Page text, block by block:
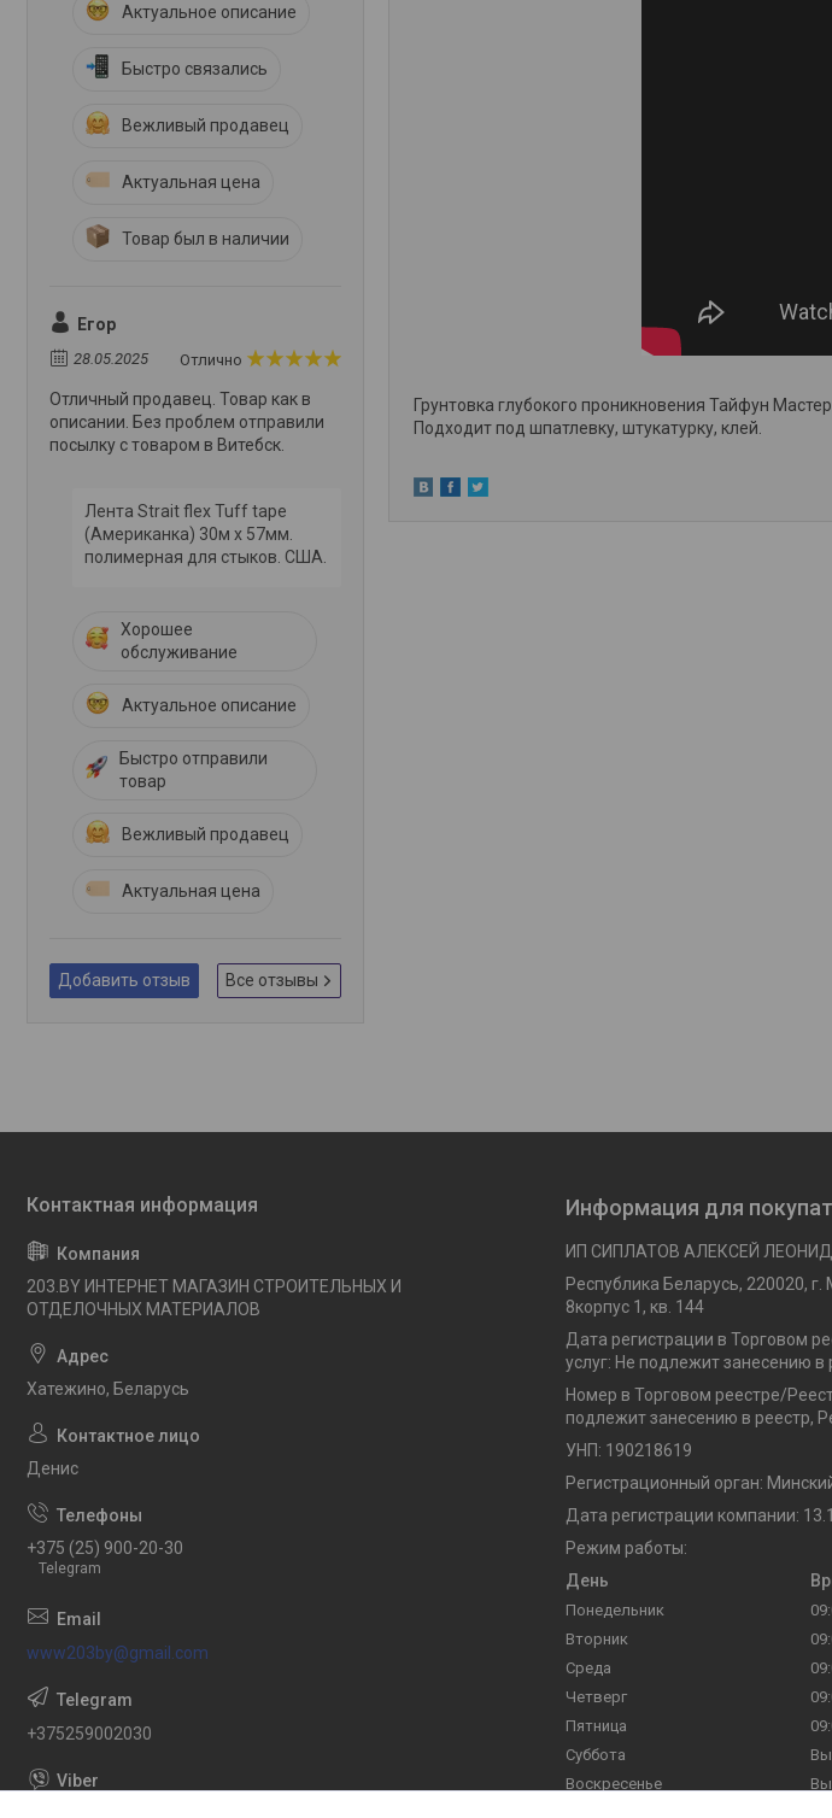
Грунтовка глубокого проникновения Тайфун
Подходит под шпатлевку, штукатурку, клей.
Актуальное описание
Быстро связались
Вежливый продавец
Актуальная цена
Товар был в наличии
Егор
28.05.2025 Отлично
Отличный продавец. Товар как в
описании. Без проблем отправили
посылку с товаром в Витебск.
Лента Strait flex Tuff tape
(Американка) 30м х 57мм.
полимерная для стыков. США.
Хорошее
обслуживание
Актуальное описание
Быстро отправили
товар
Вежливый продавец
Актуальная цена
Добавить отзыв Все отзывы
203.BY ИНТЕРНЕТ МАГАЗИН СТРОИТЕЛЬНЫХ И
ОТДЕЛОЧНЫХ МАТЕРИАЛОВ
Хатежино, Беларусь
Денис
+375 (25) 900-20-30
Telegram
www203by@gmail.com
+375259002030
Информация для
ИП СИПЛАТОВ АЛЕКСЕЙ
Республика Беларусь, 220020, г.
8корпус 1, кв. 144
Дата регистрации в Торговом
услуг: Не подлежит занесению в
Номер в Торговом реестре/
подлежит занесению в реестр,
УНП: 190218619
Регистрационный орган:
Дата регистрации компании:
Режим работы:
День
Понедельник
Вторник
Среда
Четверг
Пятница
Суббота
Воскресенье